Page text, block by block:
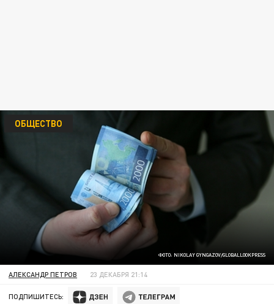
ФОТО: NIKOLAY GYNGAZOV/GLOBALLOOKPRESS
ОБЩЕСТВО
АЛЕКСАНДР ПЕТРОВ 23 ДЕКАБРЯ 21:14
ПОДПИШИТЕСЬ: